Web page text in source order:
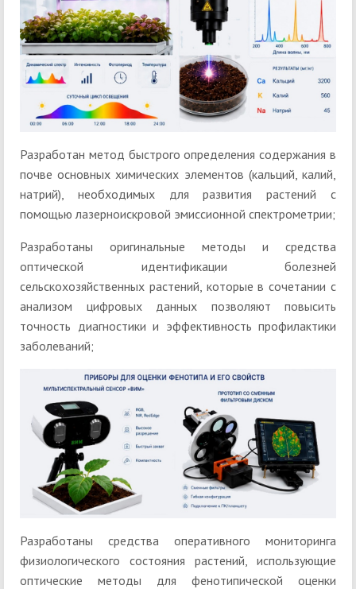
Разработан метод быстрого определения содержания в
почве основных химических элементов (кальций, калий,
натрий), необходимых для развития растений с
помощью лазерноискровой эмиссионной спектрометрии;
Разработаны оригинальные методы и средства
оптической идентификации болезней
сельскохозяйственных растений, которые в сочетании с
анализом цифровых данных позволяют повысить
точность диагностики и эффективность профилактики
заболеваний;
Разработаны средства оперативного мониторинга
физиологического состояния растений, использующие
оптические методы для фенотипической оценки